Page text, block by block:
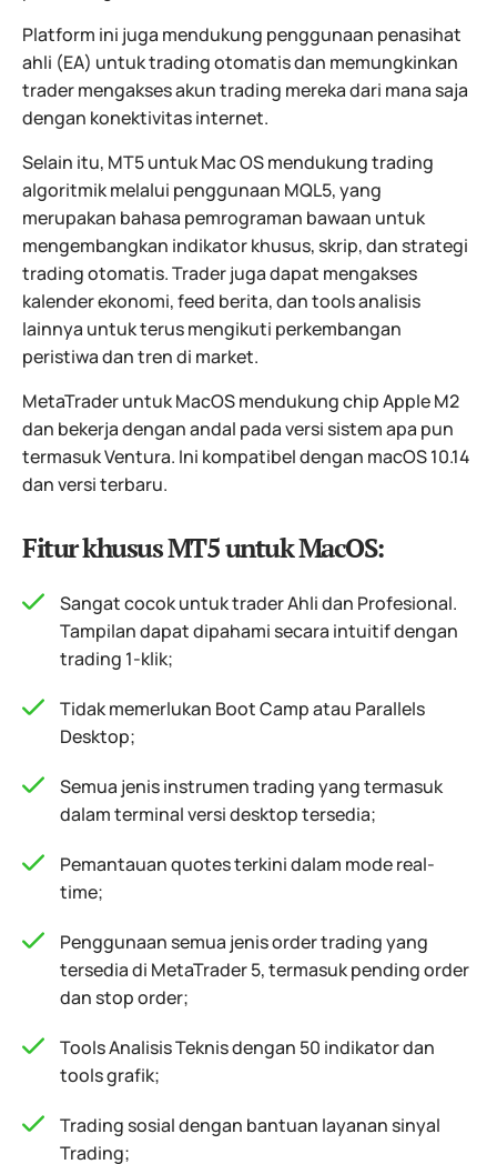
Platform ini juga mendukung penggunaan penasihat
ahli (EA) untuk trading otomatis dan memungkinkan
trader mengakses akun trading mereka dari mana saja
dengan konektivitas internet.
Selain itu, MT5 untuk Mac OS mendukung trading
algoritmik melalui penggunaan MQL5, yang
merupakan bahasa pemrograman bawaan untuk
mengembangkan indikator khusus, skrip, dan strategi
trading otomatis. Trader juga dapat mengakses
kalender ekonomi, feed berita, dan tools analisis
lainnya untuk terus mengikuti perkembangan
peristiwa dan tren di market.
MetaTrader untuk MacOS mendukung chip Apple M2
dan bekerja dengan andal pada versi sistem apa pun
termasuk Ventura. Ini kompatibel dengan macOS 10.14
dan versi terbaru.
Fitur khusus MT5 untuk MacOS:
Sangat cocok untuk trader Ahli dan Profesional.
Tampilan dapat dipahami secara intuitif dengan
trading 1-klik;
Tidak memerlukan Boot Camp atau Parallels
Desktop;
Semua jenis instrumen trading yang termasuk
dalam terminal versi desktop tersedia;
Pemantauan quotes terkini dalam mode real-
time;
Penggunaan semua jenis order trading yang
tersedia di MetaTrader 5, termasuk pending order
dan stop order;
Tools Analisis Teknis dengan 50 indikator dan
tools grafik;
Trading sosial dengan bantuan layanan sinyal
Trading;